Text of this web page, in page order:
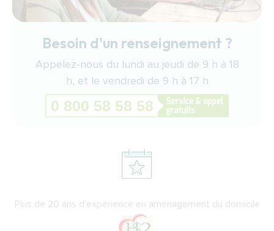
Besoin d'un renseignement ?
Appelez-nous du lundi au jeudi de 9 h à 18
h, et le vendredi de 9 h à 17 h
Plus de 20 ans d'expérience en aménagement du domicile